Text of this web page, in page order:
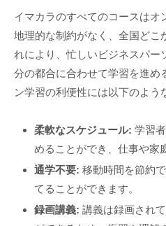
イマカラのすべてのコースはオ
地理的な制約がなく、全国どこ
れにより、忙しいビジネスパー
分の都合に合わせて学習を進め
ン学習の利便性には以下のよう
柔軟なスケジュール: 学習
めることができ、仕事や家
通学不要: 移動時間を節約
てることができます。
録画講義: 講義は録画され